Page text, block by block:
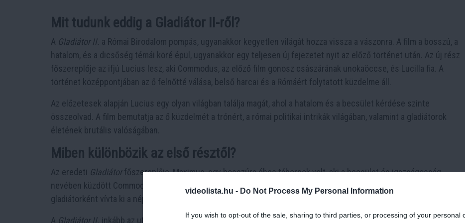
videolista.hu - Do Not Process My Personal Information
If you wish to opt-out of the sale, sharing to third parties, or processing of your personal
Mit tudunk eddig a Gladiátor II-ről?
A Gladiátor II. a Római Birodalom pompás, ugyanakkor kegyetlen világát hozza vissza a vászonra. A film a bosszú, a
hatalom, és a dicsőség témái köré épül, ugyanakkor egy teljesen új fejezetet nyit az előző történet után. Az új rész
főszereplője az ifjú Lucius lesz, aki Commodus, az előző film gonosz császárának unokaöccse, és Lucilla fia. A
történet középpontjában az ő felnőtté válása, belső harcai és a Rómáért folytatott küzdelme áll.
Az előzetesek alapján Lucius egy olyan világban találja magát, ahol a hatalom és a becsület kérdése szinte
összeolvad. A film bemutatja az ő küzdelmét a trónért, a római politikai intrikák világában, valamint a gladiátorok
életének brutális valóságában.
Miben különbözik az első résztől?
Az eredeti Gladiátorfőszereplője, Maximus, egy bosszúra éhes tábornok volt, aki a becsület és igazságosság
nevében küzdött Commodus ellen. A történet az ő hősies harcát mutatta be, ahogyan a rabszolgasorból emelkedve
gladiátorként vívta ki a nép szeretetét és tiszteletét.
A Gladiátor II. inkább az utóhatásokat és az új generáció küzdelmeit helyezi előtérbe. Az első film Maximus